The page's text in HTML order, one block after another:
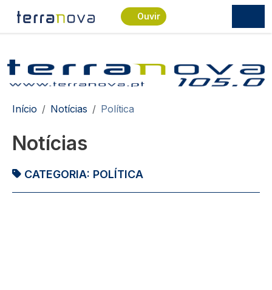
Passar para o conteúdo principal
Ouvir
Navegação estrutural
Início Notícias Política
Notícias
CATEGORIA: POLÍTICA